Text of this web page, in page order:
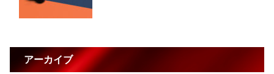
アーカイブ